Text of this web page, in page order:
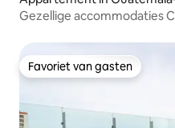
Gezellige accommodaties
Favoriet van gasten
Favoriet van gasten